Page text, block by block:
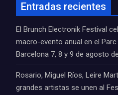
Entradas recientes
El Brunch Electronik Festival
macro-evento anual en el Parc
Barcelona 7, 8 y 9 de agosto
Rosario, Miguel Ríos, Leire
grandes artistas se unen al